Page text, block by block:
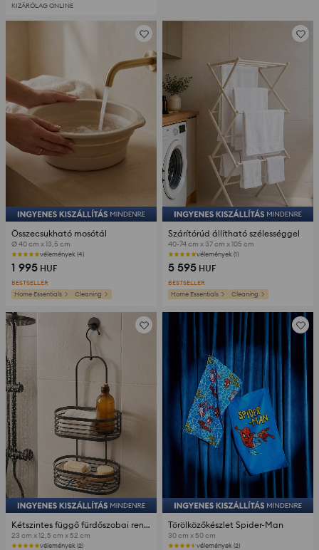
KIZÁRÓLAG ONLINE
Összecsukható mosótál
Ø 40 cm x 13,5 cm
vélemények (4)
1 995 HUF
BESTSELLER
Home Essentials
Cleaning
Szárítórúd állítható szélességgel
40-74 cm x 37 cm x 105 cm
vélemények (1)
5 595 HUF
BESTSELLER
Home Essentials
Cleaning
Kétszintes függő fürdőszobai rendszerező
23 cm x 12,5 cm x 52 cm
vélemények (2)
Törölközőkészlet Spider-Man
30 cm x 50 cm
vélemények (2)